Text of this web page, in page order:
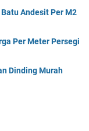
Andesit Per M2
Per Meter Persegi
Dinding Murah